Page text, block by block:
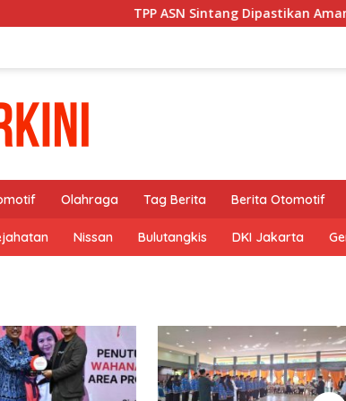
TPP ASN Sintang Dipastikan Aman hingga
Olahraga Tag Berita Berita Otomotif
Nissan Bulutangkis DKI Jakarta